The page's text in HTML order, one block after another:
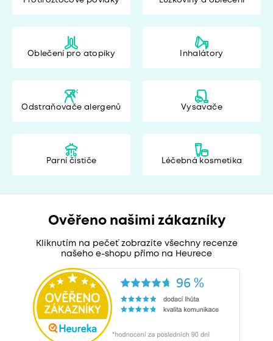
Oblečení pro atopiky Inhalátory
Odstraňovače alergenů Vysavače
Parní čističe Léčebná kosmetika
Ověřeno našimi zákazníky
Kliknutím na pečeť zobrazíte všechny recenze
našeho e-shopu přímo na Heurece